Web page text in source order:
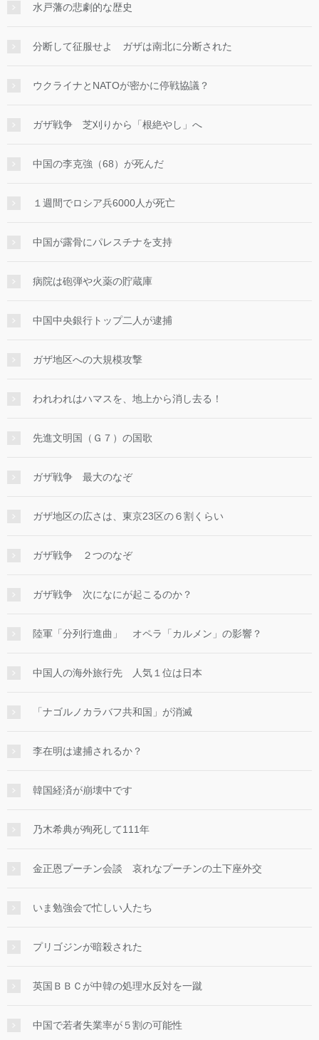
水戸藩の悲劇的な歴史
分断して征服せよ ガザは南北に分断された
ウクライナとNATOが密かに停戦協議？
ガザ戦争 芝刈りから「根絶やし」へ
中国の李克強（68）が死んだ
１週間でロシア兵6000人が死亡
中国が露骨にパレスチナを支持
病院は砲弾や火薬の貯蔵庫
中国中央銀行トップ二人が逮捕
ガザ地区への大規模攻撃
われわれはハマスを、地上から消し去る！
先進文明国（Ｇ７）の国歌
ガザ戦争 最大のなぞ
ガザ地区の広さは、東京23区の６割くらい
ガザ戦争 ２つのなぞ
ガザ戦争 次になにが起こるのか？
陸軍「分列行進曲」 オペラ「カルメン」の影響？
中国人の海外旅行先 人気１位は日本
「ナゴルノカラバフ共和国」が消滅
李在明は逮捕されるか？
韓国経済が崩壊中です
乃木希典が殉死して111年
金正恩プーチン会談 哀れなプーチンの土下座外交
いま勉強会で忙しい人たち
プリゴジンが暗殺された
英国ＢＢＣが中韓の処理水反対を一蹴
中国で若者失業率が５割の可能性